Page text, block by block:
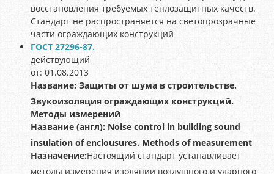
восстановления требуемых теплозащитных качеств.
Стандарт не распространяется на светопрозрачные
части ограждающих конструкций
ГОСТ 27296-87.
действующий
от: 01.08.2013
Название: Защиты от шума в строительстве.
Звукоизоляция ограждающих конструкций.
Методы измерений
Название (англ): Noise control in building sound
insulation of enclousures. Methods of measurement
Назначение:Настоящий стандарт устанавливает
методы измерения изоляции воздушного и ударного